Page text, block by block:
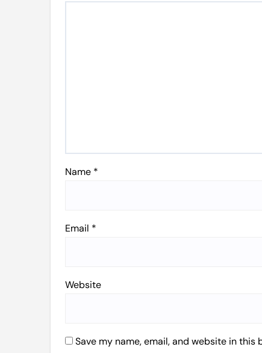
Name *
Email *
Website
Save my name, email, and website in